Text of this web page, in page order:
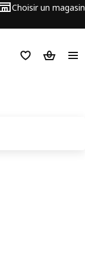
Choisir un magasin
! Connectez-vous
Listes dePanier